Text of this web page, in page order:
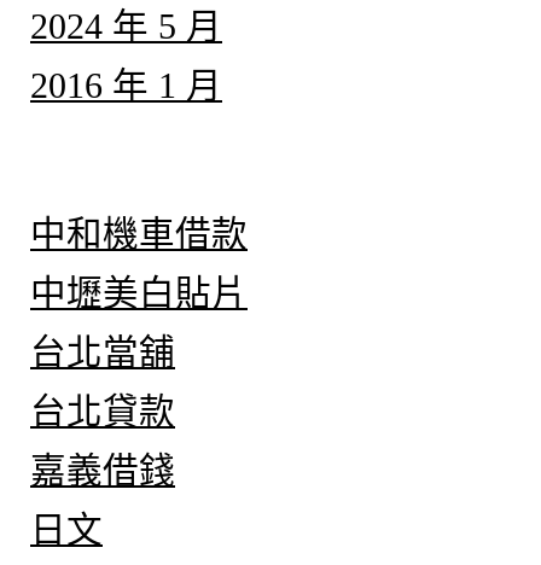
2024 年 5 月
2016 年 1 月
中和機車借款
中壢美白貼片
台北當舖
台北貸款
嘉義借錢
日文